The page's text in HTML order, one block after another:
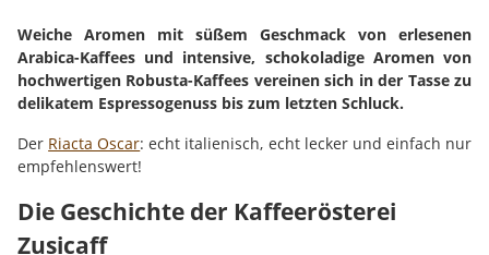
Weiche Aromen mit süßem Geschmack von erlesenen
Arabica-Kaffees und intensive, schokoladige Aromen von
hochwertigen Robusta-Kaffees vereinen sich in der Tasse zu
delikatem Espressogenuss bis zum letzten Schluck.
Der Riacta Oscar: echt italienisch, echt lecker und einfach nur
empfehlenswert!
Die Geschichte der Kaffeerösterei
Zusicaff